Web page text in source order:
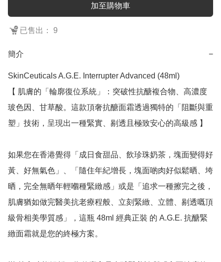
加至購物車
已售出： 9
簡介 −
SkinCeuticals A.G.E. Interrupter Advanced (48ml)
【 肌膚的「輪廓復位系統」：突破性抗醣複合物、高濃度
玻色因、甘草酸。這款頂奢抗醣面霜透過獨特的「阻斷與重
塑」技術，呈現出一種緊實、剔透且極致安心的高級感 】
如果您在香港覺得「成日食甜品、飲珍珠奶茶，塊面變得好
黃、好無氣色」、「隨住年紀增長，塊面啲肉好似鬆晒、垮
晒，完全無晒年輕嗰種緊緻感」或是「追求一種擦完之後，
肌膚猶如做完醫美抗老療程般、立刻緊緻、立體、剔透嘅頂
級骨相美學質感」，這瓶 48ml 經典正裝 的 A.G.E. 抗醣緊
緻面霜就是您的終極方案。